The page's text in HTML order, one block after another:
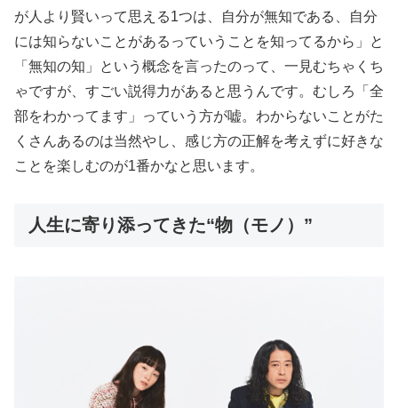
が人より賢いって思える1つは、自分が無知である、自分
には知らないことがあるっていうことを知ってるから」と
「無知の知」という概念を言ったのって、一見むちゃくち
ゃですが、すごい説得力があると思うんです。むしろ「全
部をわかってます」っていう方が嘘。わからないことがた
くさんあるのは当然やし、感じ方の正解を考えずに好きな
ことを楽しむのが1番かなと思います。
人生に寄り添ってきた“物（モノ）”